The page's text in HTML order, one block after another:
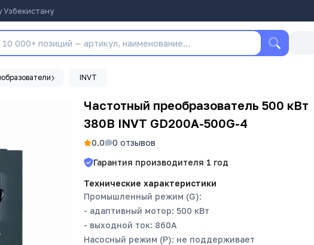
Узбекистану
INVT
Частотный преобразователь 500 кВт
380В INVT GD200A-500G-4
0.0 0 отзывов
Гарантия производителя 1 год
Технические характеристики
Промышленный режим (G):
- адаптивный мотор: 500 кВт
- выходной ток: 860А
Насосный режим (P): не поддерживает